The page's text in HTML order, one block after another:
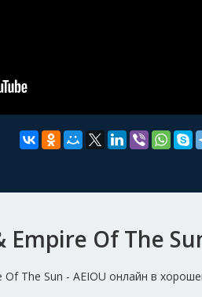
Of The
The Sun - AEIOU онлайн в